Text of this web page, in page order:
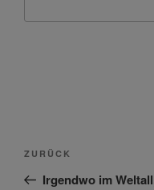
Beitragsnavigation
Vorheriger
Beitrag
ZURÜCK
Irgendwo im